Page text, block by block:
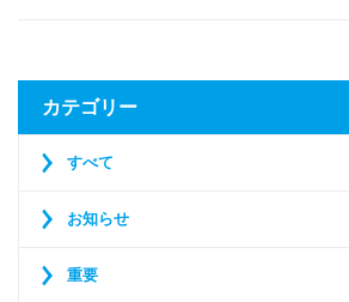
カテゴリー
すべて
お知らせ
重要